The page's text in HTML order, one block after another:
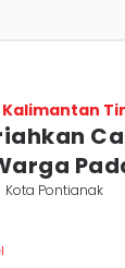
Kalimantan
Kota Pontianak